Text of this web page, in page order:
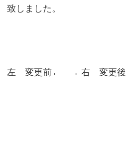
致しました。
左 変更前← → 右 変更後